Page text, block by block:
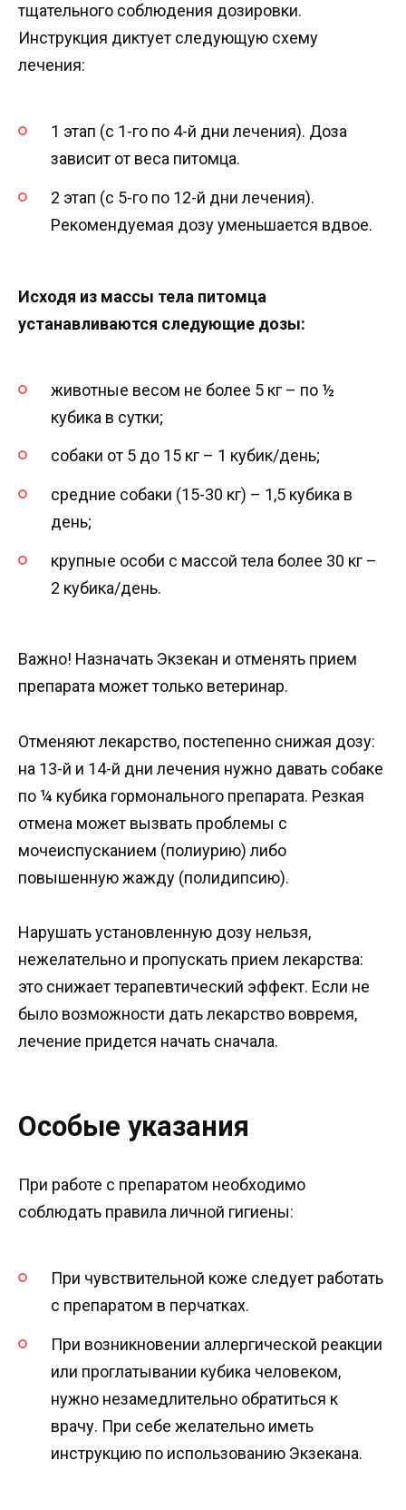
тщательного соблюдения дозировки.
Инструкция диктует следующую схему
лечения:
1 этап (с 1-го по 4-й дни лечения). Доза
зависит от веса питомца.
2 этап (с 5-го по 12-й дни лечения).
Рекомендуемая дозу уменьшается вдвое.
Исходя из массы тела питомца
устанавливаются следующие дозы:
животные весом не более 5 кг – по ½
кубика в сутки;
собаки от 5 до 15 кг – 1 кубик/день;
средние собаки (15-30 кг) – 1,5 кубика в
день;
крупные особи с массой тела более 30 кг –
2 кубика/день.
Важно! Назначать Экзекан и отменять прием
препарата может только ветеринар.
Отменяют лекарство, постепенно снижая дозу:
на 13-й и 14-й дни лечения нужно давать собаке
по ¼ кубика гормонального препарата. Резкая
отмена может вызвать проблемы с
мочеиспусканием (полиурию) либо
повышенную жажду (полидипсию).
Нарушать установленную дозу нельзя,
нежелательно и пропускать прием лекарства:
это снижает терапевтический эффект. Если не
было возможности дать лекарство вовремя,
лечение придется начать сначала.
Особые указания
При работе с препаратом необходимо
соблюдать правила личной гигиены:
При чувствительной коже следует работать
с препаратом в перчатках.
При возникновении аллергической реакции
или проглатывании кубика человеком,
нужно незамедлительно обратиться к
врачу. При себе желательно иметь
инструкцию по использованию Экзекана.